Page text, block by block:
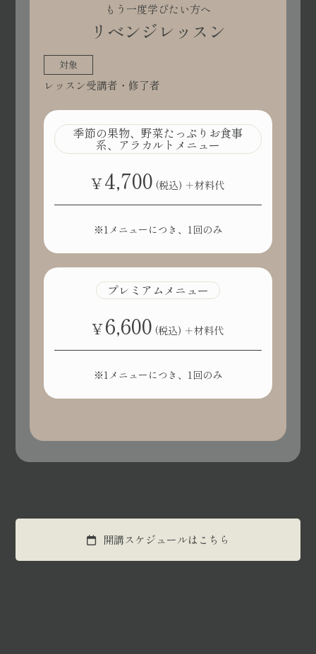
もう一度学びたい方へ
リベンジレッスン
対象
レッスン受講者・修了者
季節の果物、野菜たっぷりお食事
系、アラカルトメニュー
¥4,700 (税込) ＋材料代
※1メニューにつき、1回のみ
プレミアムメニュー
¥6,600 (税込) ＋材料代
※1メニューにつき、1回のみ
開講スケジュールはこちら